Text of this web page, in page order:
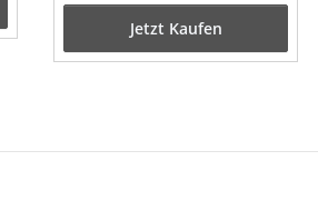
Jetzt Kaufen